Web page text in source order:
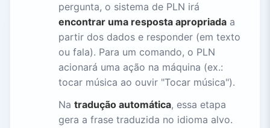
pergunta, o sistema de PLN irá
encontrar uma resposta apropriada a
partir dos dados e responder (em texto
ou fala). Para um comando, o PLN
acionará uma ação na máquina (ex.:
tocar música ao ouvir "Tocar música").
Na tradução automática, essa etapa
gera a frase traduzida no idioma alvo.